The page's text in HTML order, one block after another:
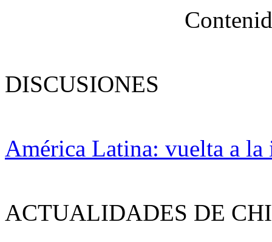
DISCUSIONES
América Latina: vuelta a la
ACTUALIDADES DE